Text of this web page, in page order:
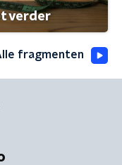
verder
fragmenten